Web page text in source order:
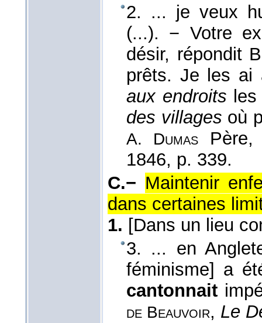
2. ... je veux
(...). − Votre
désir, répondit
prêts. Je les
aux endroits
des villages où
A. Dumas Père
1846, p. 339.
C.− Maintenir
dans certaines
1. [Dans un lieu
3. ... en
féminisme] a
cantonnait
de Beauvoir, Le